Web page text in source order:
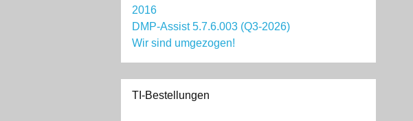
2016
DMP-Assist 5.7.6.003 (Q3-2026)
Wir sind umgezogen!
TI-Bestellungen